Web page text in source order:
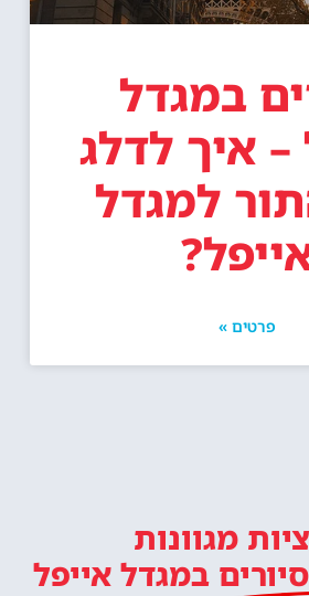
במגדל
– איך לדלג
למגדל
פרטים »
מגוונות
במגדל אייפל